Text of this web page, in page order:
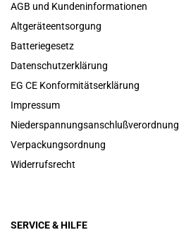
AGB und Kundeninformationen
Altgeräteentsorgung
Batteriegesetz
Datenschutzerklärung
EG CE Konformitätserklärung
Impressum
Niederspannungsanschlußverordnung
Verpackungsordnung
Widerrufsrecht
SERVICE & HILFE